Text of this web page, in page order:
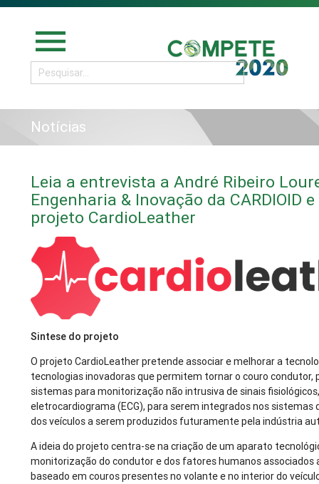
menu
Notícias
Leia a entrevista a André Ribeiro
Engenharia & Inovação da CARDIOID
projeto CardioLeather
Sintese do projeto
O projeto CardioLeather pretende associar e melhorar a
tecnologias inovadoras que permitem tornar o couro condutor,
sistemas para monitorização não intrusiva de sinais
eletrocardiograma (ECG), para serem integrados nos
dos veículos a serem produzidos futuramente pela indústria
A ideia do projeto centra-se na criação de um aparato
monitorização do condutor e dos fatores humanos associados
baseado em couros presentes no volante e no interior do